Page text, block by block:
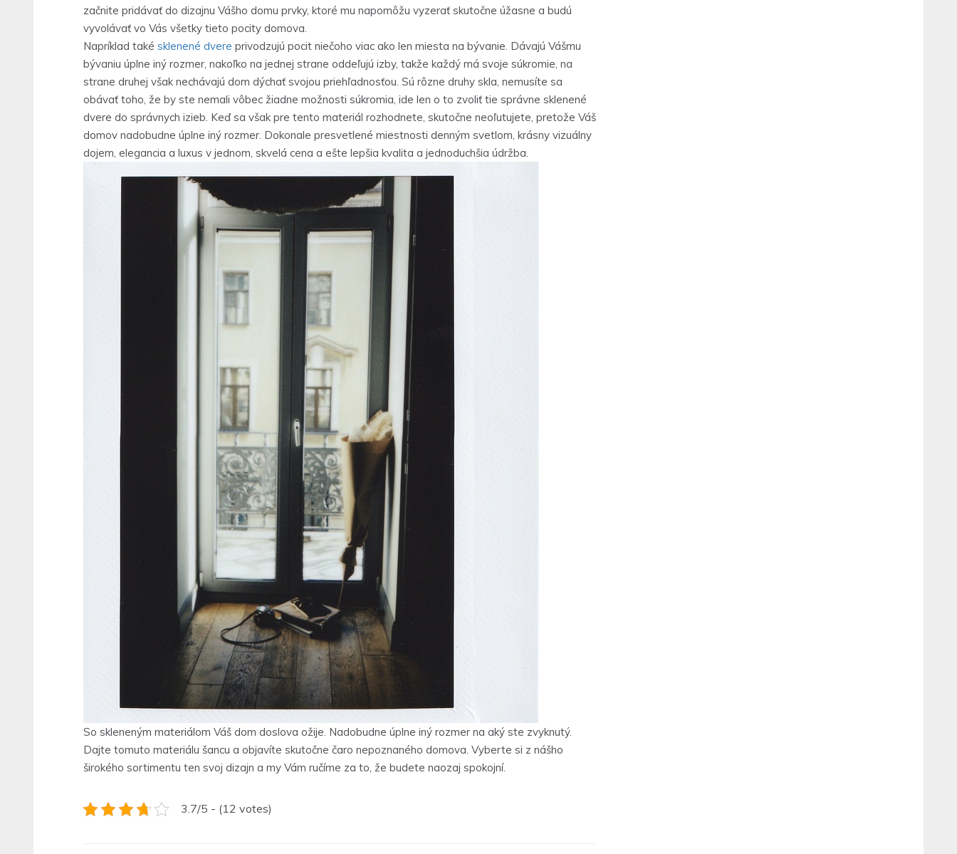
začnite pridávať do dizajnu Vášho domu prvky, ktoré mu napomôžu vyzerať skutočne úžasne a budú
vyvolávať vo Vás všetky tieto pocity domova.
Napríklad také sklenené dvere privodzujú pocit niečoho viac ako len miesta na bývanie. Dávajú Vášmu
bývaniu úplne iný rozmer, nakoľko na jednej strane oddeľujú izby, takže každý má svoje súkromie, na
strane druhej však nechávajú dom dýchať svojou priehľadnosťou. Sú rôzne druhy skla, nemusíte sa
obávať toho, že by ste nemali vôbec žiadne možnosti súkromia, ide len o to zvoliť tie správne sklenené
dvere do správnych izieb. Keď sa však pre tento materiál rozhodnete, skutočne neoľutujete, pretože Váš
domov nadobudne úplne iný rozmer. Dokonale presvetlené miestnosti denným svetlom, krásny vizuálny
dojem, elegancia a luxus v jednom, skvelá cena a ešte lepšia kvalita a jednoduchšia údržba.
So skleneným materiálom Váš dom doslova ožije. Nadobudne úplne iný rozmer na aký ste zvyknutý.
Dajte tomuto materiálu šancu a objavíte skutočne čaro nepoznaného domova. Vyberte si z nášho
širokého sortimentu ten svoj dizajn a my Vám ručíme za to, že budete naozaj spokojní.
3.7/5 - (12 votes)